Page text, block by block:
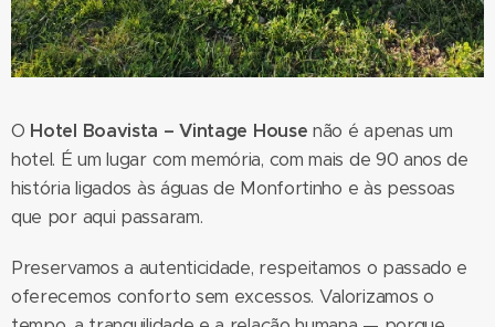
O Hotel Boavista – Vintage House não é apenas um
hotel. É um lugar com memória, com mais de 90 anos de
história ligados às águas de Monfortinho e às pessoas
que por aqui passaram.
Preservamos a autenticidade, respeitamos o passado e
oferecemos conforto sem excessos. Valorizamos o